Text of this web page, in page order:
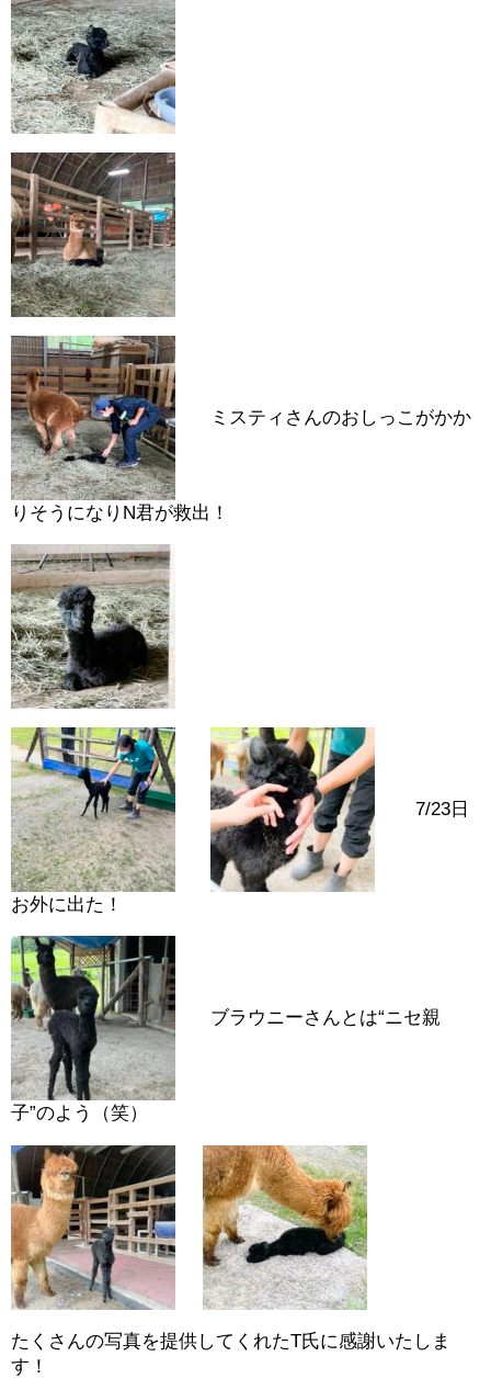
ミスティさんのおしっこがかか
りそうになりN君が救出！
7/23日
お外に出た！
ブラウニーさんとは“ニセ親
子”のよう（笑）
たくさんの写真を提供してくれたT氏に感謝いたしま
す！